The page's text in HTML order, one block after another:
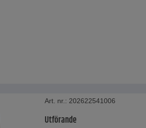
Art. nr.: 202622541006
Utförande